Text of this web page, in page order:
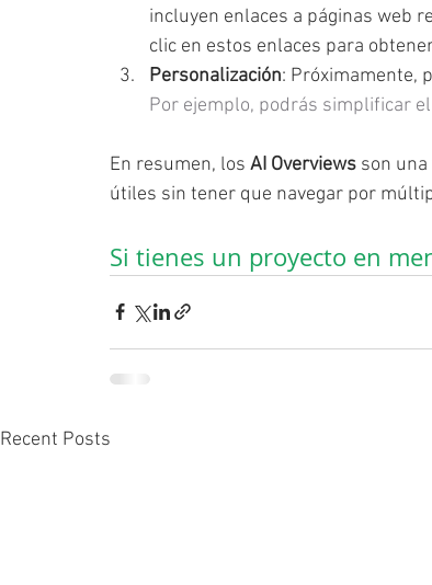
incluyen enlaces a páginas web
clic en estos enlaces para
Personalización: Próximamente,
Por ejemplo, podrás simplificar
En resumen, los AI Overviews son
útiles sin tener que navegar por
Si tienes un proyecto en
Recent Posts